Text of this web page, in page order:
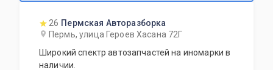
26 Пермская Авторазборка
Пермь, улица Героев Хасана 72Г
Широкий спектр автозапчастей на иномарки в
наличии.